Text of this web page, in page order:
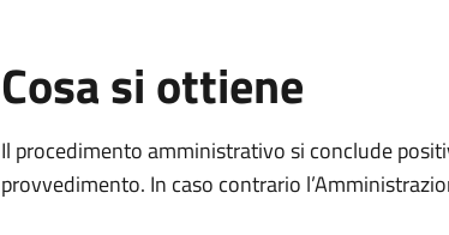
Cosa si ottiene
Il procedimento amministrativo si conclude
provvedimento. In caso contrario